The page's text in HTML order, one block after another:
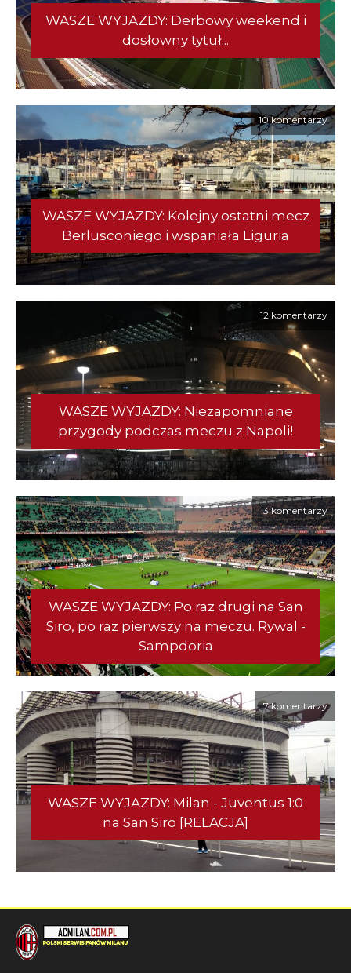
WASZE WYJAZDY: Derbowy weekend i
dosłowny tytuł...
10 komentarzy
WASZE WYJAZDY: Kolejny ostatni mecz
Berlusconiego i wspaniała Liguria
12 komentarzy
WASZE WYJAZDY: Niezapomniane
przygody podczas meczu z Napoli!
13 komentarzy
WASZE WYJAZDY: Po raz drugi na San
Siro, po raz pierwszy na meczu. Rywal -
Sampdoria
7 komentarzy
WASZE WYJAZDY: Milan - Juventus 1:0
na San Siro [RELACJA]